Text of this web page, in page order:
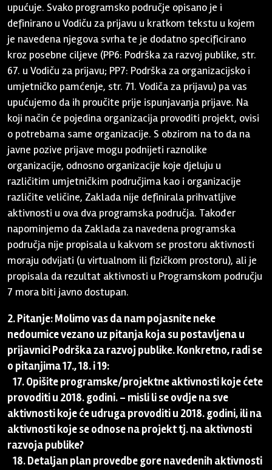
upućuje. Svako programsko područje opisano je i
definirano u Vodiču za prijavu u kratkom tekstu u kojem
je navedena njegova svrha te je dodatno specificirano
kroz posebne ciljeve (PP6: Podrška za razvoj publike, str.
67. u Vodiču za prijavu; PP7: Podrška za organizacijsko i
umjetničko pamćenje, str. 71. Vodiča za prijavu) pa vas
upućujemo da ih proučite prije ispunjavanja prijave. Na
koji način će pojedina organizacija provoditi projekt, ovisi
o potrebama same organizacije. S obzirom na to da na
javne pozive prijave mogu podnijeti raznolike
organizacije, odnosno organizacije koje djeluju u
različitim umjetničkim područjima kao i organizacije
različite veličine, Zaklada nije definirala prihvatljive
aktivnosti u ova dva programska područja. Također
napominjemo da Zaklada za navedena programska
područja nije propisala u kakvom se prostoru aktivnosti
moraju odvijati (u virtualnom ili fizičkom prostoru), ali je
propisala da rezultat aktivnosti u Programskom području
7 mora biti javno dostupan.
2. Pitanje: Molimo vas da nam pojasnite neke
nedoumice vezano uz pitanja koja su postavljena u
prijavnici Podrška za razvoj publike. Konkretno, radi se
o pitanjima 17., 18. i 19:
17. Opišite programske/projektne aktivnosti koje ćete
provoditi u 2018. godini. – misli li se ovdje na sve
aktivnosti koje će udruga provoditi u 2018. godini, ili na
aktivnosti koje se odnose na projekt tj. na aktivnosti
razvoja publike?
18. Detaljan plan provedbe gore navedenih aktivnosti